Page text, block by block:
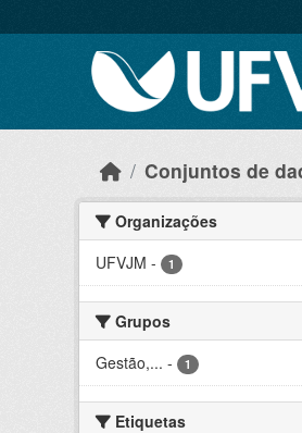
Conjuntos de
Organizações
UFVJM - 1
Grupos
Gestão,... - 1
Etiquetas